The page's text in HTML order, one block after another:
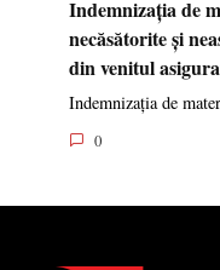
Calificările
0